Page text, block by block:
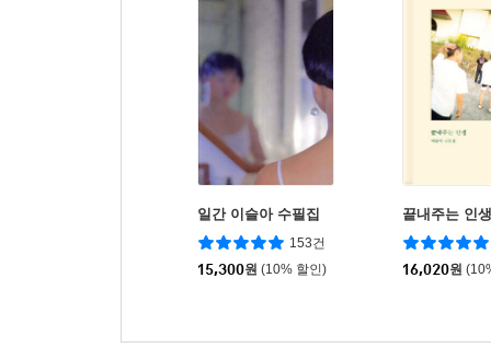
일간 이슬아 수필집
153건
15,300원 (10% 할인)
끝내주는 인생
16,020원